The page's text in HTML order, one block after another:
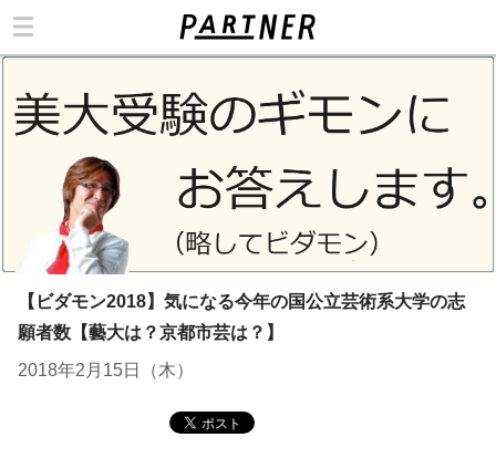
【ビダモン2018】気になる今年の国公立芸術系大学の志
願者数【藝大は？京都市芸は？】
2018年2月15日（木）